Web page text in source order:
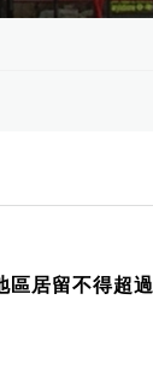
區居留不得超過